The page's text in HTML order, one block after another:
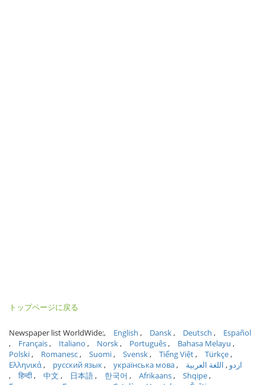
トップページに戻る
Newspaper list WorldWide: English Dansk Deutsch
Español
Français
Italiano Norsk Português
Bahasa Melayu
Polski
Romanesc Suomi Svensk Tiếng Việt
Türkçe
Ελληνικά
русский язык українська мова اردو
اللغة العربية
हिन्दी
中文 日本語 한국어 Afrikaans
Shqipe